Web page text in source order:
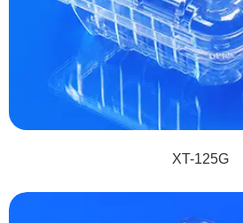
XT-125G